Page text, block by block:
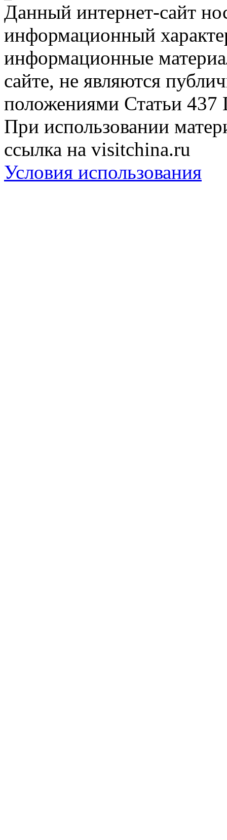
Данный интернет-сайт
информационный
информационные
сайте, не являются
положениями Статьи 437
При использовании
ссылка на visitchina.ru
Условия использования